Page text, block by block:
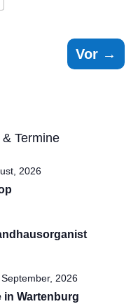
Vor→
Termine
2026
2026
in Wartenburg